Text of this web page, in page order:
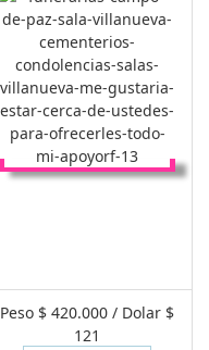
Peso $ 420.000 / Dolar $
121